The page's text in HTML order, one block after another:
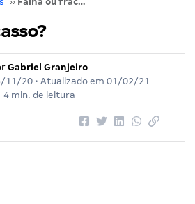
Gabriel Granjeiro
11/20 • Atualizado em 01/02/21
4 min. de leitura